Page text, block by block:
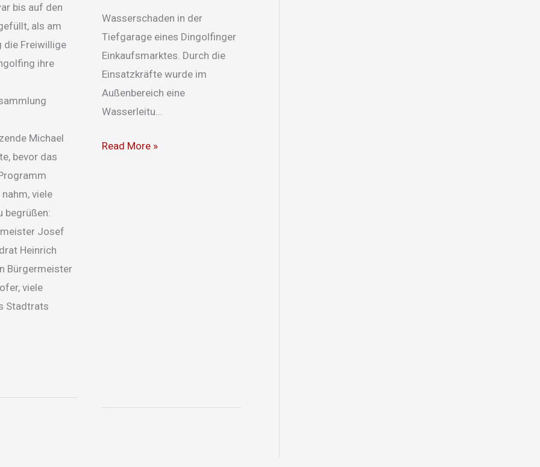
bis auf den
als am
die Freiwillige
ihre
Michael
bevor das
viele
begrüßen:
Josef
Heinrich
Bürgermeister
viele
Stadtrats
Wasserschaden in der
Tiefgarage eines Dingolfinger
Einkaufsmarktes. Durch die
Einsatzkräfte wurde im
Außenbereich eine
Wasserleitu...
Read More »